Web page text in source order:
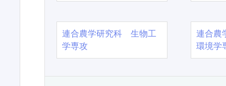
連合農学研究科 生物工
学専攻
連合農
環境学